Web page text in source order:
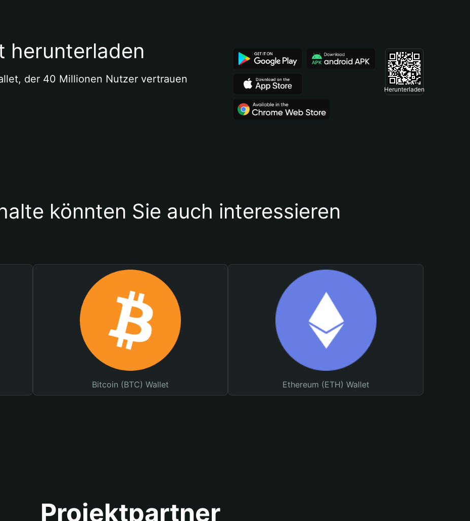
herunterladen
der 40 Millionen Nutzer vertrauen
Herunterladen
könnten Sie auch interessieren
Bitcoin (BTC) Wallet Ethereum (ETH) Wallet
Projektpartner